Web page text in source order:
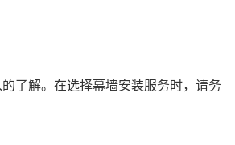
了解。在选择幕墙安装服务时，请务